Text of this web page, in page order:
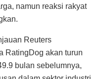
namun reaksi rakyat
Reuters
RatingDog akan turun
bulan sebelumnya,